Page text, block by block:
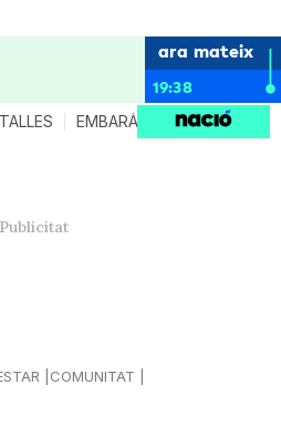
ara mateix
19:38
EMBARÀS CRIANÇA
COMUNITAT